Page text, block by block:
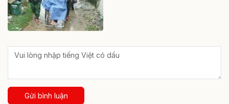
Gửi bình luận